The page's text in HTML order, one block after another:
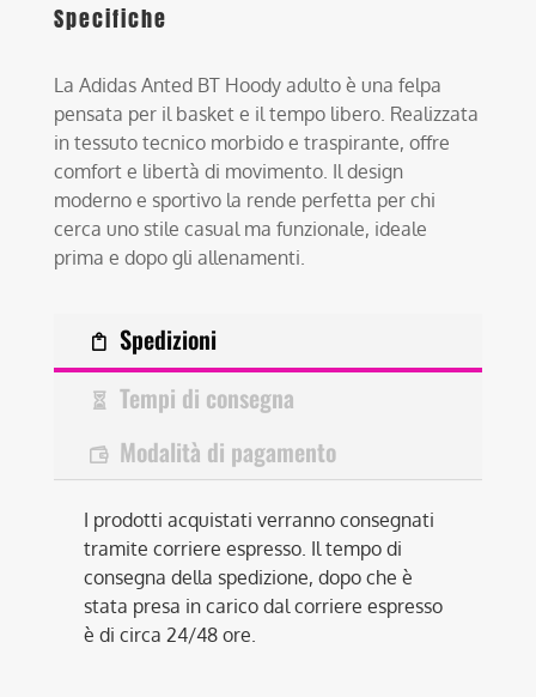
Specifiche
La Adidas Anted BT Hoody adulto è una felpa
pensata per il basket e il tempo libero. Realizzata
in tessuto tecnico morbido e traspirante, offre
comfort e libertà di movimento. Il design
moderno e sportivo la rende perfetta per chi
cerca uno stile casual ma funzionale, ideale
prima e dopo gli allenamenti.
Spedizioni
Tempi di consegna
Modalità di pagamento
I prodotti acquistati verranno consegnati
tramite corriere espresso. Il tempo di
consegna della spedizione, dopo che è
stata presa in carico dal corriere espresso
è di circa 24/48 ore.